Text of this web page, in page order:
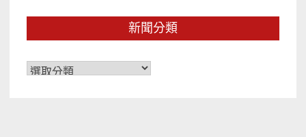
新聞分類
新